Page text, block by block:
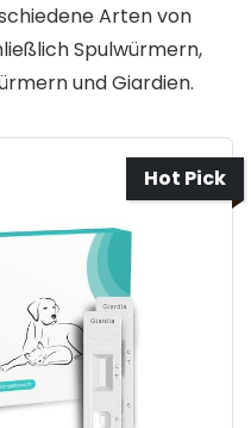
Arten von
Spulwürmern,
und Giardien.
Hot Pick